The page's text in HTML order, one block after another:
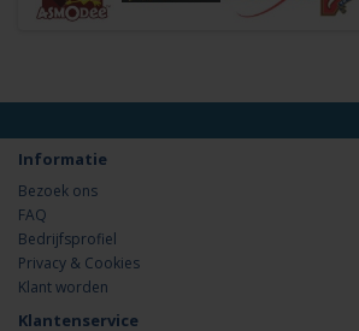
Informatie
Bezoek ons
FAQ
Bedrijfsprofiel
Privacy & Cookies
Klant worden
Klantenservice